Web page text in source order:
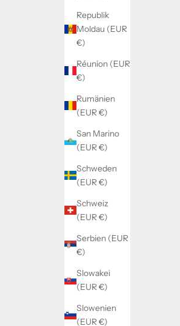
Republik
Moldau (EUR
€)
Réunion (EUR
€)
Rumänien
(EUR €)
San Marino
(EUR €)
Schweden
(EUR €)
Schweiz
(EUR €)
Serbien (EUR
€)
Slowakei
(EUR €)
Slowenien
(EUR €)